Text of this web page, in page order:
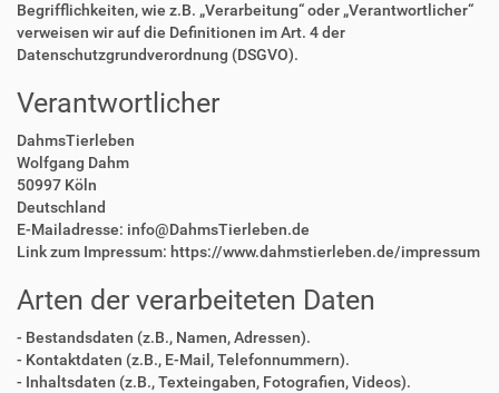
Begrifflichkeiten, wie z.B. „Verarbeitung“ oder „Verantwortlicher“
verweisen wir auf die Definitionen im Art. 4 der
Datenschutzgrundverordnung (DSGVO).
Verantwortlicher
DahmsTierleben
Wolfgang Dahm
50997 Köln
Deutschland
E-Mailadresse: info@DahmsTierleben.de
Link zum Impressum: https://www.dahmstierleben.de/impressum
Arten der verarbeiteten Daten
- Bestandsdaten (z.B., Namen, Adressen).
- Kontaktdaten (z.B., E-Mail, Telefonnummern).
- Inhaltsdaten (z.B., Texteingaben, Fotografien, Videos).